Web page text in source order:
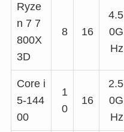
Ryze
n 7 7
800X
3D
8 16
4.5
0G
Hz
Core i
5-144
00
1
0
16
2.5
0G
Hz